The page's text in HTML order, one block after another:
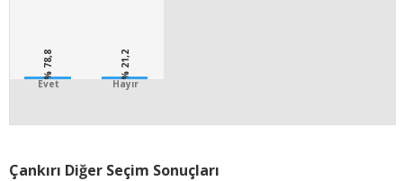
% 78,8
Evet
% 21,2
Hayır
Çankırı Diğer Seçim Sonuçları